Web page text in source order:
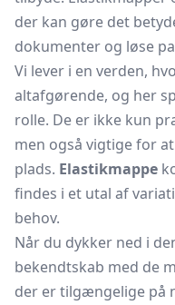
der kan gøre det
dokumenter og løse
Vi lever i en verden,
altafgørende, og her
rolle. De er ikke kun
men også vigtige for
plads. Elastikmappe
findes i et utal af
behov.
Når du dykker ned i
bekendtskab med de
der er tilgængelige på